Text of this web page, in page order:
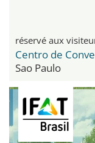
réservé aux
Centro de
Sao Paulo